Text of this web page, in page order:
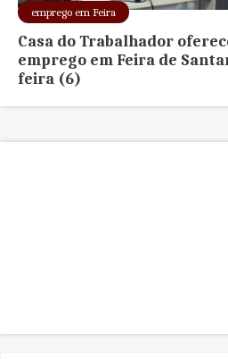
emprego em Feira
Casa do Trabalhador
emprego em Feira de
feira (6)